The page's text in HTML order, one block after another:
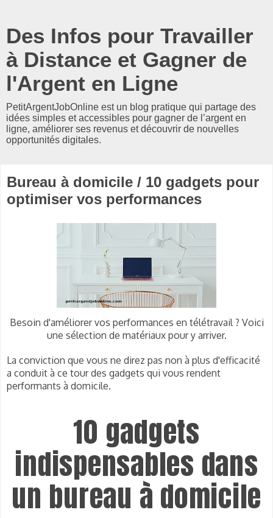
Des Infos pour Travailler
à Distance et Gagner de
l'Argent en Ligne
PetitArgentJobOnline est un blog pratique qui partage des
idées simples et accessibles pour gagner de l’argent en
ligne, améliorer ses revenus et découvrir de nouvelles
opportunités digitales.
Bureau à domicile / 10 gadgets pour
optimiser vos performances
Besoin d'améliorer vos performances en télétravail ? Voici
une sélection de matériaux pour y arriver.
La conviction que vous ne direz pas non à plus d'efficacité
a conduit à ce tour des gadgets qui vous rendent
performants à domicile.
10 gadgets
indispensables dans
un bureau à domicile